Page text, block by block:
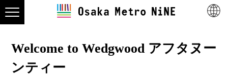
Welcome to Wedgwood アフタヌー
ンティー